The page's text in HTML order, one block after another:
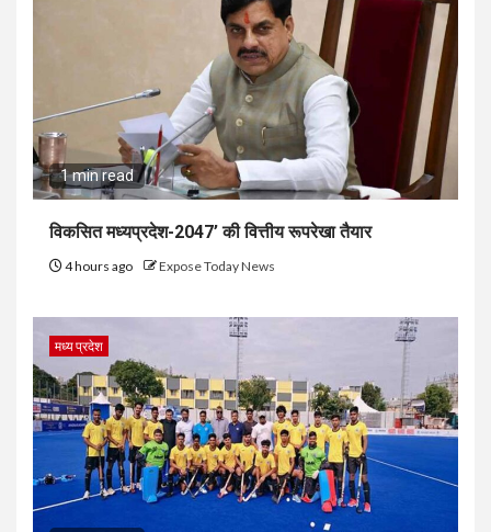
1 min read
विकसित मध्यप्रदेश-2047’ की वित्तीय रूपरेखा तैयार
4 hours ago Expose Today News
मध्य प्रदेश